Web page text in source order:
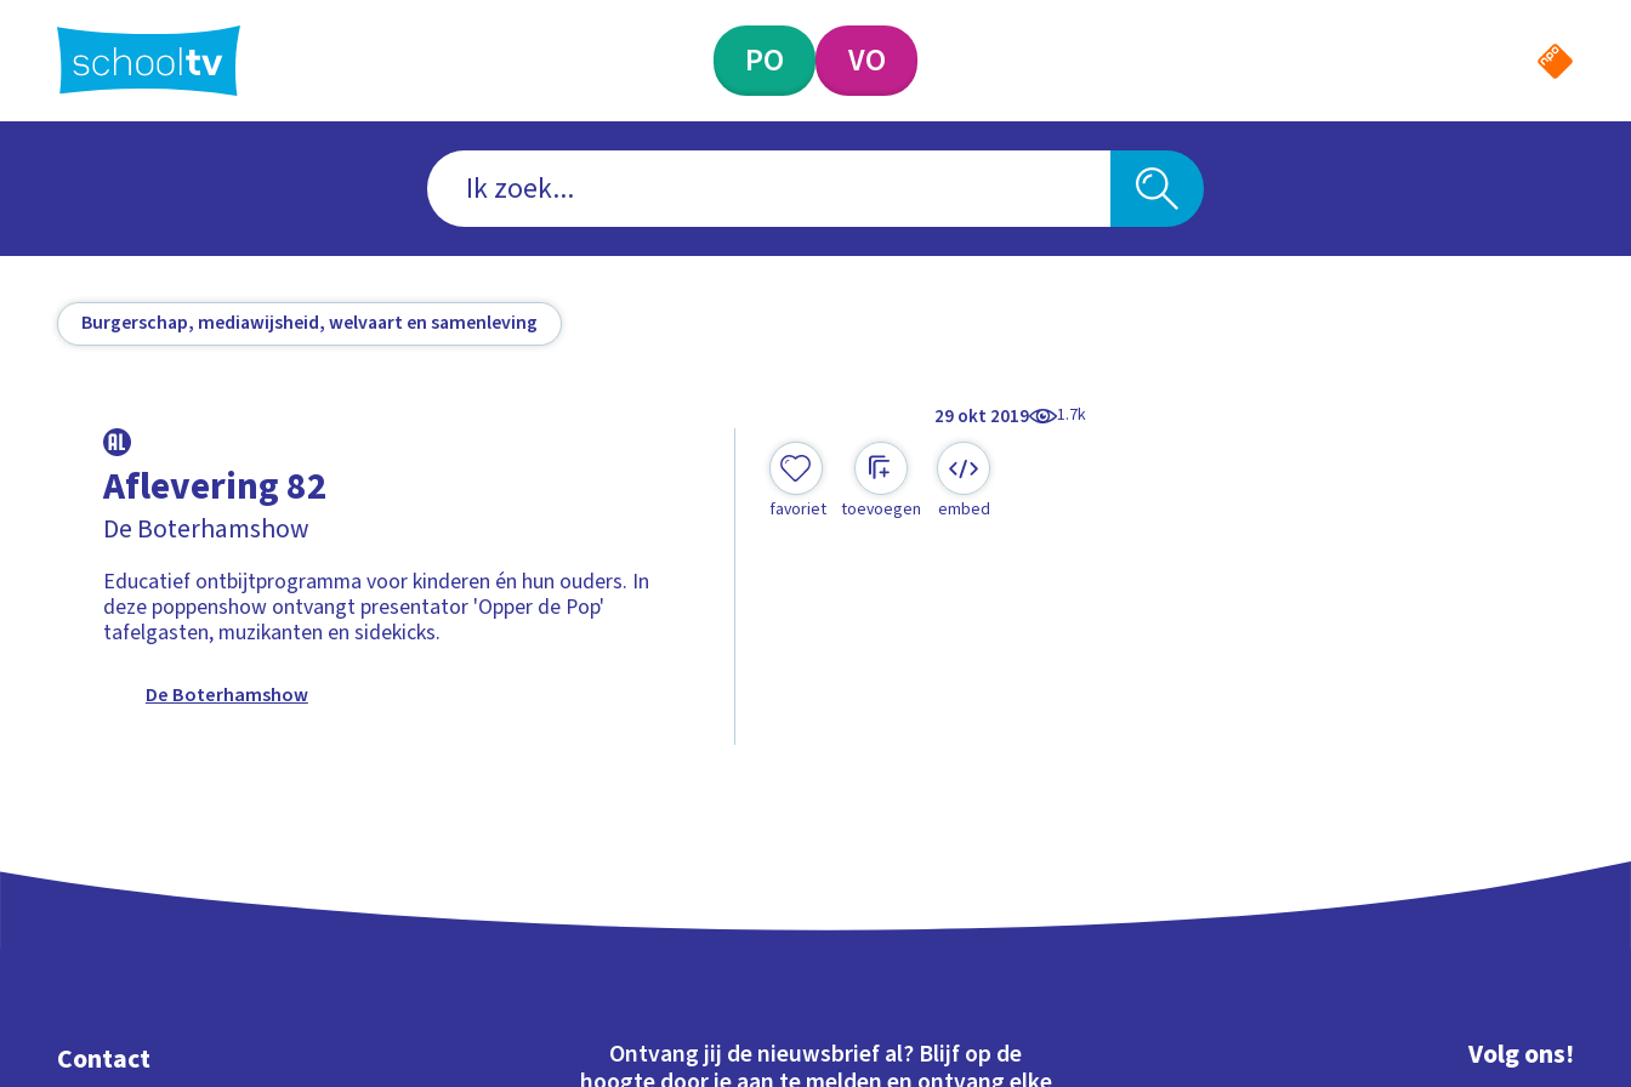
hoofdinhoud
PO VO
Burgerschap, mediawijsheid, welvaart en samenleving
29 okt 2019 1.7k
Aflevering 82
De Boterhamshow
Educatief ontbijtprogramma voor kinderen én hun ouders. In
deze poppenshow ontvangt presentator 'Opper de Pop'
tafelgasten, muzikanten en sidekicks.
De Boterhamshow
favoriet toevoegen embed
Contact
Ontvang jij de nieuwsbrief al? Blijf op de
Volg ons!